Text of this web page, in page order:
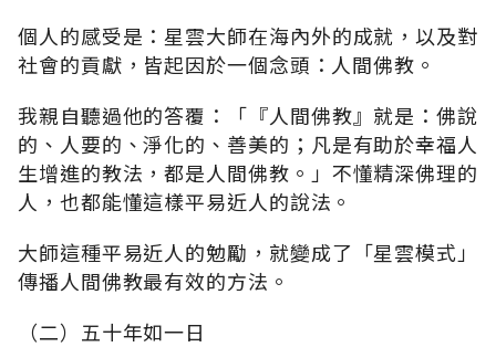
個人的感受是：星雲大師在海內外的成就，以及對
社會的貢獻，皆起因於一個念頭：人間佛教。
我親自聽過他的答覆：「『人間佛教』就是：佛說
的、人要的、淨化的、善美的；凡是有助於幸福人
生增進的教法，都是人間佛教。」不懂精深佛理的
人，也都能懂這樣平易近人的說法。
大師這種平易近人的勉勵，就變成了「星雲模式」
傳播人間佛教最有效的方法。
（二）五十年如一日